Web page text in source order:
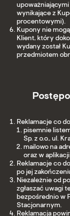
wynikające z
procentowymi).
Kupony nie
Klient, który
wydany został
przedmiotem
Reklamacje co
pisemnie
Sp. z o.o., ul.
mailowo na
oraz w
Reklamacje co
po jej
Niezależnie od
zgłaszać uwagi
bezpośrednio w
Stacjonarnym.
Reklamacja